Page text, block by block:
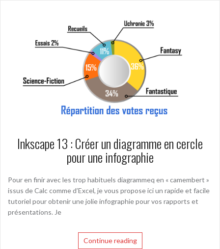
Inkscape 13 : Créer un diagramme en cercle
pour une infographie
Pour en finir avec les trop habituels diagrammeq en « camembert »
issus de Calc comme d’Excel, je vous propose ici un rapide et facile
tutoriel pour obtenir une jolie infographie pour vos rapports et
présentations. Je
Continue reading